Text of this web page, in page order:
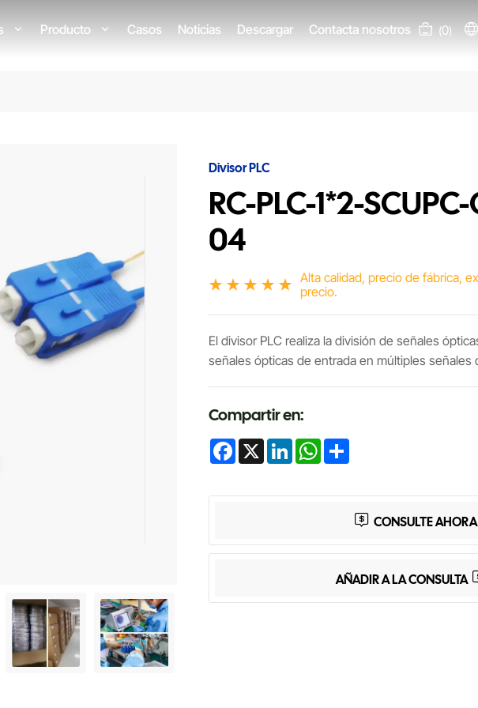
Producto Casos Noticias Descargar Contacta nosotros (0)
Divisor PLC
RC-PLC-1*2-
04
Alta calidad, precio de fábrica,
precio.
El divisor PLC realiza la división de señales
señales ópticas de entrada en múltiples señales
Compartir en:
Facebook
X LinkedInWhatsApp
CONSULTE AHORA
AÑADIR A LA CONSULTA